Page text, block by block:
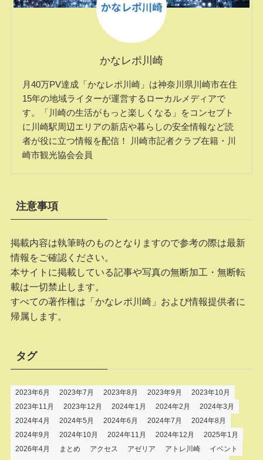
かなレポ川崎
月40万PV達成「かなレポ川崎」は神奈川県川崎市在住
15年の地域ライターが運営するローカルメディアで
す。「川崎の生活がもっと楽しくなる」をコンセプト
に川崎駅周辺エリアの新店や暮らしの安全情報など読
者が役に立つ情報を配信！ 川崎市記者クラブ在籍・川
崎市観光協会会員
注意事項
掲載内容は執筆時のものとなりますので参考の際は最新
情報をご確認ください。
本サイトに掲載している記事や写真の無断加工・無断転
載は一切禁止します。
すべての著作権は「かなレポ川崎」および情報提供者に
帰属します。
タグ
2023年6月 2023年7月 2023年8月 2023年9月
2023年10月
2023年11月
2023年12月 2024年1月 2024年2月
2024年3月
2024年4月
2024年5月 2024年6月 2024年7月
2024年8月
2024年9月
2024年10月 2024年11月 2024年12月
2025年1月
2026年4月
まとめ アクセス アゼリア アトレ川崎
イベント